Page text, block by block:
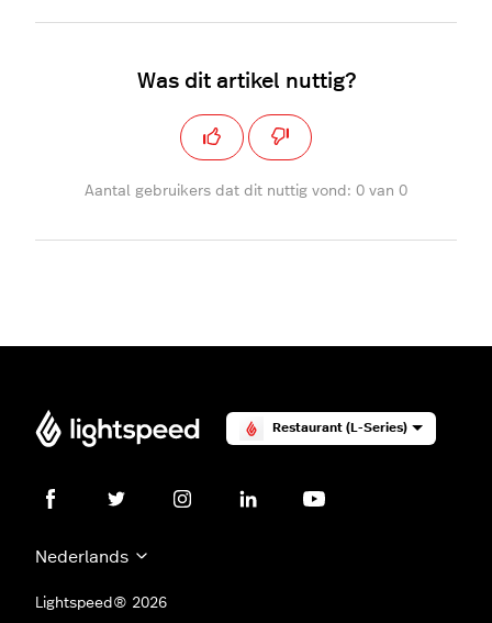
Was dit artikel nuttig?
Aantal gebruikers dat dit nuttig vond: 0 van 0
Restaurant (L-Series)
Nederlands
Lightspeed® 2026